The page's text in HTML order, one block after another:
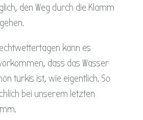
den Weg durch die Klamm
kann es
dass das Wasser
türkis ist, wie eigentlich. So
bei unserem letzten